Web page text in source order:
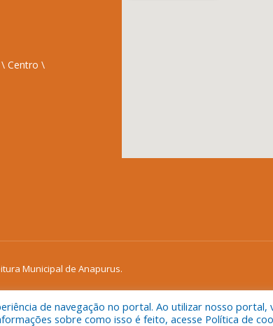
\ Centro \
Municipal de Anapurus.
de navegação no portal. Ao utilizar nosso
sobre como isso é feito, acesse Política de